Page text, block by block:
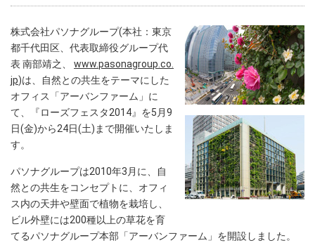
株式会社パソナグループ(本社：東京
都千代田区、代表取締役グループ代
表 南部靖之、 www.pasonagroup.co.
jp)は、自然との共生をテーマにした
オフィス「アーバンファーム」に
て、『ローズフェスタ2014』を5月9
日(金)から24日(土)まで開催いたしま
す。
パソナグループは2010年3月に、自
然との共生をコンセプトに、オフィ
ス内の天井や壁面で植物を栽培し、
ビル外壁には200種以上の草花を育
てるパソナグループ本部「アーバンファーム」を開設しました。